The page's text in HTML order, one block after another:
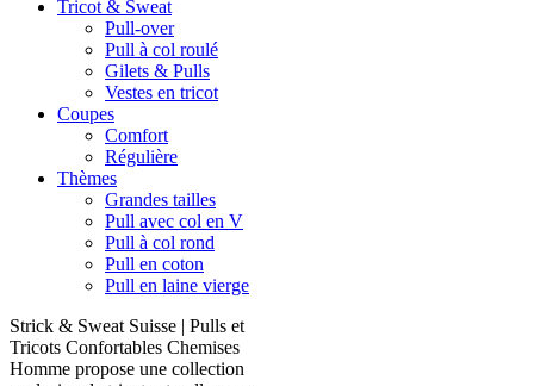
Tricot & Sweat
Pull-over
Pull à col roulé
Gilets & Pulls
Vestes en tricot
Coupes
Comfort
Régulière
Thèmes
Grandes tailles
Pull avec col en V
Pull à col rond
Pull en coton
Pull en laine vierge
Strick & Sweat Suisse | Pulls et
Tricots Confortables Chemises
Homme propose une collection